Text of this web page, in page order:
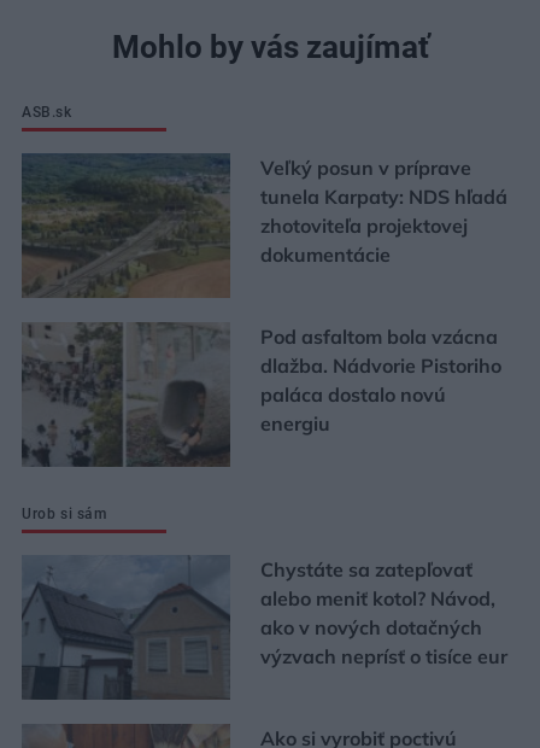
Mohlo by vás zaujímať
ASB.sk
Veľký posun v príprave
tunela Karpaty: NDS hľadá
zhotoviteľa projektovej
dokumentácie
Pod asfaltom bola vzácna
dlažba. Nádvorie Pistoriho
paláca dostalo novú
energiu
Urob si sám
Chystáte sa zatepľovať
alebo meniť kotol? Návod,
ako v nových dotačných
výzvach neprísť o tisíce eur
Ako si vyrobiť poctivú